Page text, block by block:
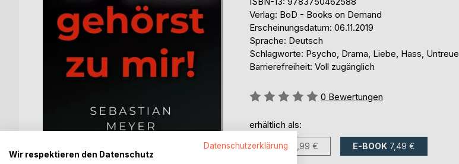
Verlag: BoD - Books on Demand
Erscheinungsdatum: 06.11.2019
Sprache: Deutsch
Schlagworte: Psycho, Drama, Liebe, Hass, Untreue
Barrierefreiheit: Voll zugänglich
Bewertung::
0 Bewertungen
erhältlich als:
BUCH 12,99 € E-BOOK 7,49 €
Datenschutzerklärung
Wir respektieren den Datenschutz